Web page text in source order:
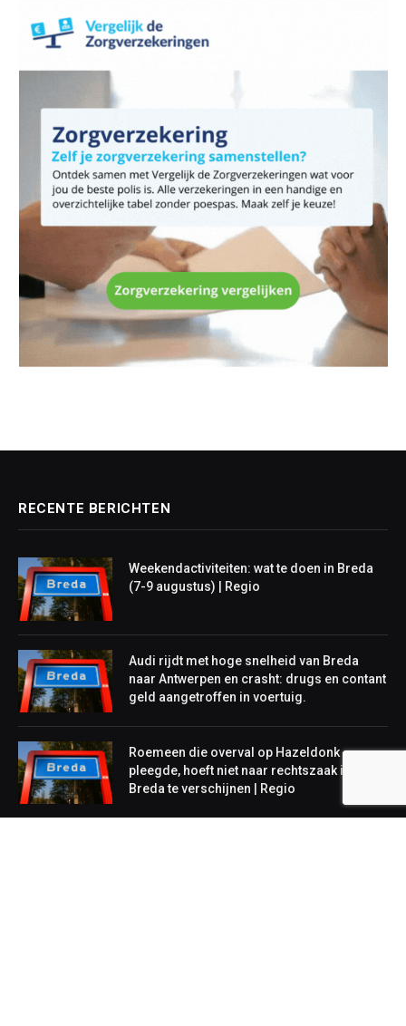
RECENTE BERICHTEN
Weekendactiviteiten: wat te doen in Breda
(7-9 augustus) | Regio
Audi rijdt met hoge snelheid van Breda
naar Antwerpen en crasht: drugs en contant
geld aangetroffen in voertuig.
Roemeen die overval op Hazeldonk
pleegde, hoeft niet naar rechtszaak in
Breda te verschijnen | Regio